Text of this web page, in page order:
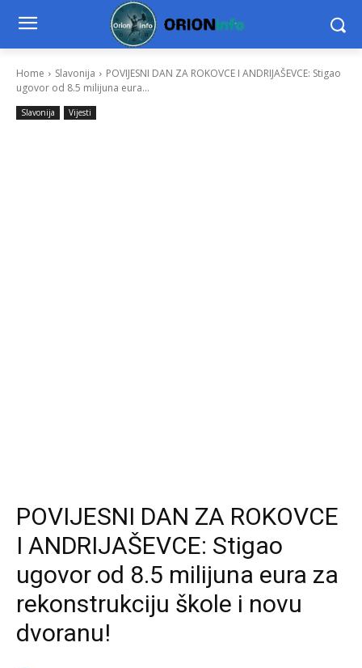
Home Slavonija
POVIJESNI DAN ZA ROKOVCE I ANDRIJAŠEVCE: Stigao
ugovor od 8.5 milijuna eura...
Slavonija Vijesti
POVIJESNI DAN ZA ROKOVCE
I ANDRIJAŠEVCE: Stigao
ugovor od 8.5 milijuna eura za
rekonstrukciju škole i novu
dvoranu!